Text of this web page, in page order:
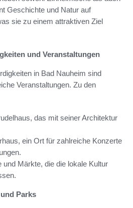
Geschichte und Natur auf
sie zu einem attraktiven Ziel
und Veranstaltungen
in Bad Nauheim sind
Veranstaltungen. Zu den
das mit seiner Architektur
ein Ort für zahlreiche Konzerte
und Märkte, die die lokale Kultur
Parks